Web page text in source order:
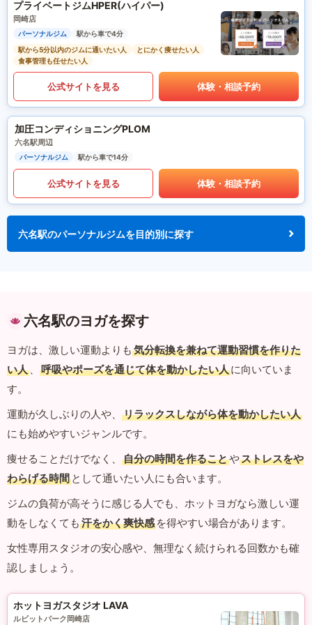
プライベートジムHPER(ハイパー)
岡崎店
パーソナルジム
駅から車で4分
駅から5分以内のジムに通いたい人
とにかく痩せたい人
食事管理も任せたい人
公式サイトを見る 体験・相談予約
加圧コンディショニングPLOM
六名駅周辺
パーソナルジム 駅から車で14分
公式サイトを見る 体験・相談予約
六名駅のパーソナルジムを目的別に探す
六名駅のヨガを探す
ヨガは、激しい運動よりも 気分転換を兼ねて運動習慣を作りた
い人 、 呼吸やポーズを通じて体を動かしたい人に向いていま
す。
運動が久しぶりの人や、
リラックスしながら体を動かしたい人
にも始めやすいジャンルです。
痩せることだけでなく、
自分の時間を作ることやストレスをや
わらげる時間 として通いたい人にも合います。
ジムの負荷が高そうに感じる人でも、ホットヨガなら激しい運
動をしなくても 汗をかく爽快感 を得やすい場合があります。
女性専用スタジオの安心感や、無理なく続けられる回数かも確
認しましょう。
ホットヨガスタジオ LAVA
ルビットパーク岡崎店